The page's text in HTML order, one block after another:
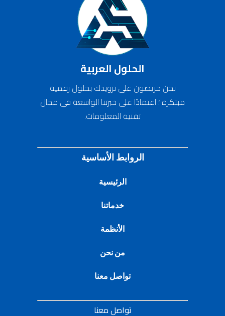
الحلول العربية
نحن حريصون على تزويدك بحلول رقمية
مبتكرة ؛ اعتمادًا على خبرتنا الواسعة في مجال
تقنية المعلومات.
الروابط الأساسية
الرئيسية
خدماتنا
الأنظمة
من نحن
تواصل معنا
تواصل معنا